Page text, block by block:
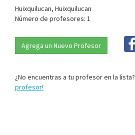
Huixquilucan, Huixquilucan
Número de profesores: 1
Agrega un Nuevo Profesor
¿No encuentras a tu profesor en la lista?
profesor!